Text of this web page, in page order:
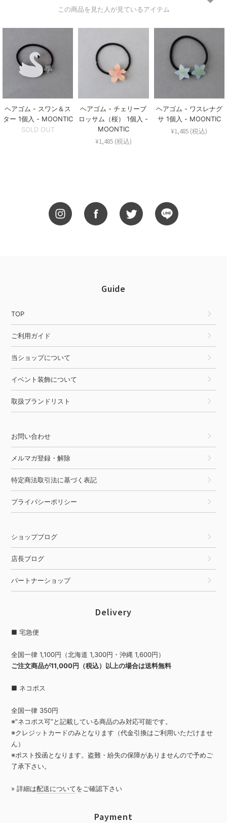
この商品を見た人が見ているアイテム
ヘアゴム - スワン＆ス
ター 1個入 - MOONTIC
SOLD OUT
ヘアゴム - チェリーブ
ロッサム（桜） 1個入 -
MOONTIC
¥1,485 (税込)
ヘアゴム - ワスレナグ
サ 1個入 - MOONTIC
¥1,485 (税込)
Guide
TOP
ご利用ガイド
当ショップについて
イベント装飾について
取扱ブランドリスト
お問い合わせ
メルマガ登録・解除
特定商法取引法に基づく表記
プライバシーポリシー
ショップブログ
店長ブログ
パートナーショップ
Delivery
■ 宅急便
全国一律 1,100円（北海道 1,300円・沖縄 1,600円）
ご注文商品が11,000円（税込）以上の場合は送料無料
■ ネコポス
全国一律 350円
※”ネコポス可”と記載している商品のみ対応可能です。
※クレジットカードのみとなります（代金引換はご利用いただけませ
ん）
※ポスト投函となります。盗難・紛失の保障がありませんので予めご
了承下さい。
» 詳細は配送についてをご確認下さい
Payment